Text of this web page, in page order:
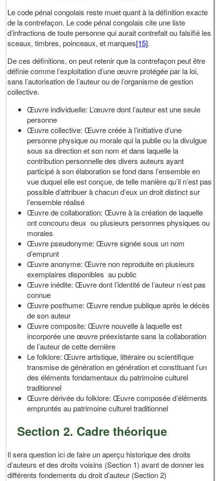
Le code pénal congolais reste muet quant à la définition exacte
de la contrefaçon. Le code pénal congolais cite une liste
d’infractions de toute personne qui aurait contrefait ou falsifié les
sceaux, timbres, poinceaux, et marques[15].
De ces définitions, on peut retenir que la contrefaçon peut être
définie comme l’exploitation d’une œuvre protégée par la loi,
sans l’autorisation de l’auteur ou de l’organisme de gestion
collective.
Œuvre individuelle: L’œuvre dont l’auteur est une seule
personne
Œuvre collective: Œuvre créée à l’initiative d’une
personne physique ou morale qui la publie ou la divulgue
sous sa direction et son nom et dans laquelle la
contribution personnelle des divers auteurs ayant
participé à son élaboration se fond dans l’ensemble en
vue duquel elle est conçue, de telle manière qu’il n’est pas
possible d’attribuer à chacun d’eux un droit distinct sur
l’ensemble réalisé
Œuvre de collaboration: Œuvre à la création de laquelle
ont concouru deux ou plusieurs personnes physiques ou
morales
Œuvre pseudonyme: Œuvre signée sous un nom
d’emprunt
Œuvre anonyme: Œuvre non reproduite en plusieurs
exemplaires disponibles au public
Œuvre inédite: Œuvre dont l’identité de l’auteur n’est pas
connue
Œuvre posthume: Œuvre rendue publique après le décès
de son auteur
Œuvre composite: Œuvre nouvelle à laquelle est
incorporée une œuvre préexistante sans la collaboration
de l’auteur de cette dernière
Le folklore: Œuvre artistique, littéraire ou scientifique
transmise de génération en génération et constituant l’un
des éléments fondamentaux du patrimoine culturel
traditionnel
Œuvre dérivée du folklore: Œuvre composée d’éléments
empruntés au patrimoine culturel traditionnel
Section 2. Cadre théorique
Il sera question ici de faire un aperçu historique des droits
d’auteurs et des droits voisins (Section 1) avant de donner les
différents fondements du droit d’auteur (Section 2)